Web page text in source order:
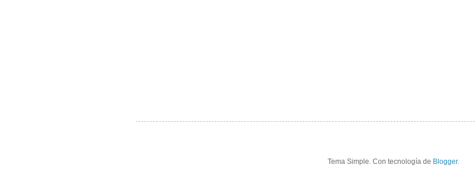
Tema Simple. Con tecnología de Blogger.